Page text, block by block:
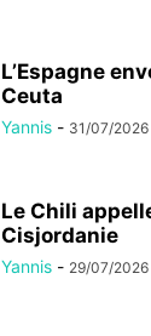
L’Espagne
Ceuta
Yannis - 31/07/2026
Le Chili
Cisjordanie
Yannis - 29/07/2026